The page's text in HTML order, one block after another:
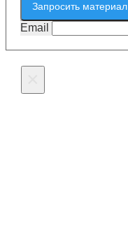
Запросить материал
Email